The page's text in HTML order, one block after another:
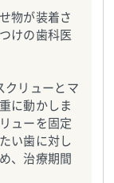
物が装着さ
けの歯科医
クリューとマ
に動かしま
ューを固定
い歯に対し
、治療期間